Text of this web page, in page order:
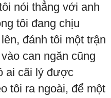
nói thẳng với anh
tôi đang chịu
đánh tôi một trận
can ngăn cũng
ai cãi lý được
tôi ra ngoài, để một